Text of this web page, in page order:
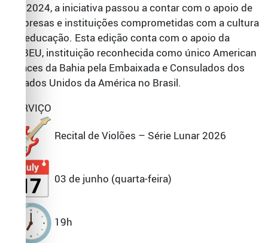
Em 2024, a iniciativa passou a contar com o apoio de
empresas e instituições comprometidas com a cultura
e a educação. Esta edição conta com o apoio da
ACBEU, instituição reconhecida como único American
Spaces da Bahia pela Embaixada e Consulados dos
Estados Unidos da América no Brasil.
SERVIÇO
Recital de Violões – Série Lunar 2026
03 de junho (quarta-feira)
19h